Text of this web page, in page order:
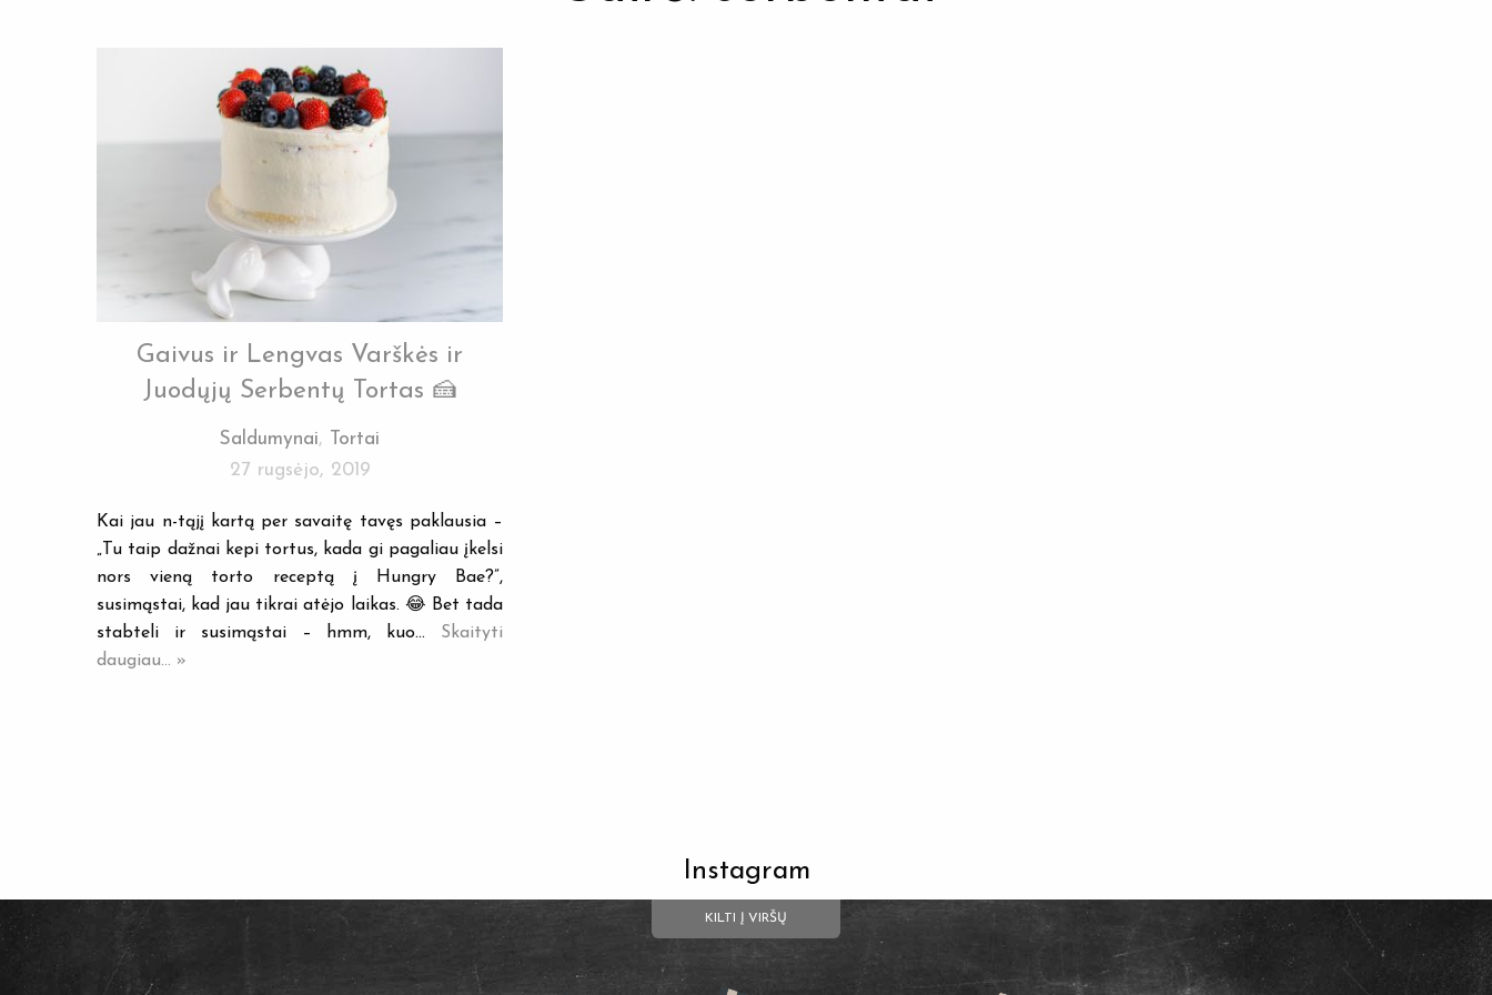
Gaivus ir Lengvas Varškės ir
Juodųjų Serbentų Tortas 🍰
Saldumynai,
Tortai
27 rugsėjo, 2019
Kai jau n-tąjį kartą per savaitę tavęs paklausia –
„Tu taip dažnai kepi tortus, kada gi pagaliau įkelsi
nors vieną torto receptą į Hungry Bae?”,
susimąstai, kad jau tikrai atėjo laikas. 😂 Bet tada
stabteli ir susimąstai – hmm, kuo… Skaityti
daugiau... »
Instagram
KILTI Į VIRŠŲ